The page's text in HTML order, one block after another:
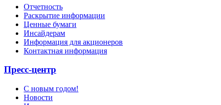
Отчетность
Раскрытие информации
Ценные бумаги
Инсайдерам
Информация для акционеров
Контактная информация
Пресс-центр
С новым годом!
Новости